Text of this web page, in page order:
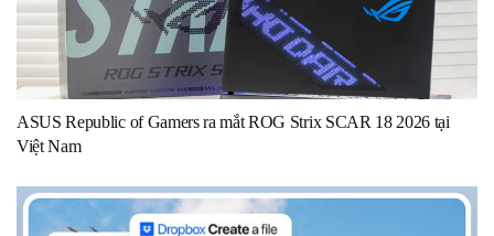
ASUS Republic of Gamers ra mắt ROG Strix SCAR 18 2026 tại
Việt Nam